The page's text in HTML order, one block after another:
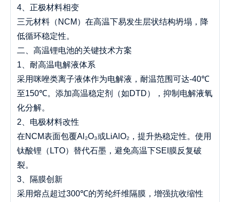
4、正极材料相变
三元材料（NCM）在高温下易发生层状结构坍塌，降
低循环稳定性。
二、高温锂电池的关键技术方案
1、耐高温电解液体系
采用咪唑类离子液体作为电解液，耐温范围可达-40℃
至150℃。添加高温稳定剂（如DTD），抑制电解液氧
化分解。
2、电极材料改性
在NCM表面包覆Al₂O₃或LiAlO₂，提升热稳定性。使用
钛酸锂（LTO）替代石墨，避免高温下SEI膜反复破
裂。
3、隔膜创新
采用熔点超过300℃的芳纶纤维隔膜，增强抗收缩性